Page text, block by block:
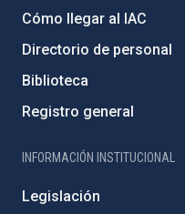
Cómo llegar al IAC
Directorio de personal
Biblioteca
Registro general
INFORMACIÓN INSTITUCIONAL
Legislación